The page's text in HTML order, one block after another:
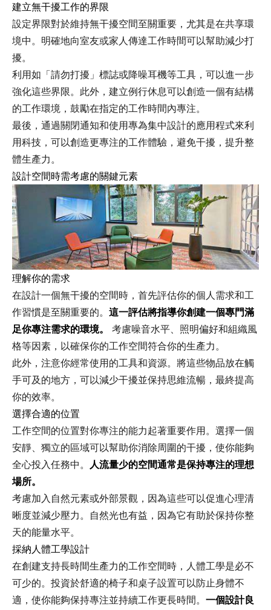
建立無干擾工作的界限
設定界限對於維持無干擾空間至關重要，尤其是在共享環
境中。明確地向室友或家人傳達工作時間可以幫助減少打
擾。
利用如「請勿打擾」標誌或降噪耳機等工具，可以進一步
強化這些界限。此外，建立例行休息可以創造一個有結構
的工作環境，鼓勵在指定的工作時間內專注。
最後，通過關閉通知和使用專為集中設計的應用程式來利
用科技，可以創造更專注的工作體驗，避免干擾，提升整
體生產力。
設計空間時需考慮的關鍵元素
理解你的需求
在設計一個無干擾的空間時，首先評估你的個人需求和工
作習慣是至關重要的。 這一評估將指導你創建一個專門滿
足你專注需求的環境。
考慮噪音水平、照明偏好和組織風
格等因素，以確保你的工作空間符合你的生產力。
此外，注意你經常使用的工具和資源。將這些物品放在觸
手可及的地方，可以減少干擾並保持思維流暢，最終提高
你的效率。
選擇合適的位置
工作空間的位置對你專注的能力起著重要作用。選擇一個
安靜、獨立的區域可以幫助你消除周圍的干擾，使你能夠
全心投入任務中。 人流量少的空間通常是保持專注的理想
場所。
考慮加入自然元素或外部景觀，因為這些可以促進心理清
晰度並減少壓力。自然光也有益，因為它有助於保持你整
天的能量水平。
採納人體工學設計
在創建支持長時間生產力的工作空間時，人體工學是必不
可少的。投資於舒適的椅子和桌子設置可以防止身體不
適，使你能夠保持專注並持續工作更長時間。 一個設計良